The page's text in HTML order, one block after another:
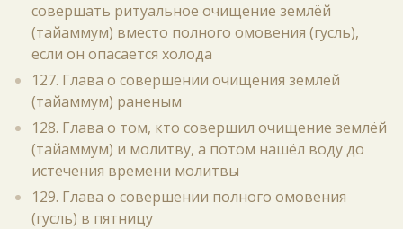
совершать ритуальное очищение землёй
(тайаммум) вместо полного омовения (гусль),
если он опасается холода
127. Глава о совершении очищения землёй
(тайаммум) раненым
128. Глава о том, кто совершил очищение землёй
(тайаммум) и молитву, а потом нашёл воду до
истечения времени молитвы
129. Глава о совершении полного омовения
(гусль) в пятницу